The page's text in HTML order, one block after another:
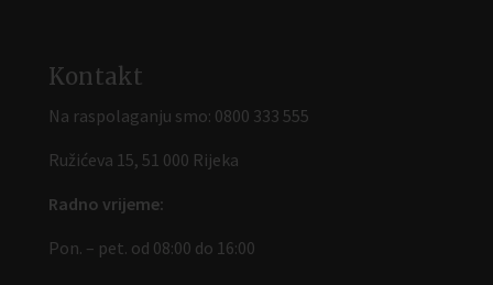
Kontakt
Na raspolaganju smo: 0800 333 555
Ružićeva 15, 51 000 Rijeka
Radno vrijeme:
Pon. – pet. od 08:00 do 16:00